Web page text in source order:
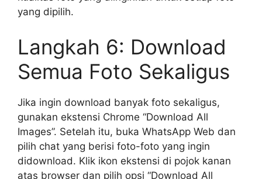
yang dipilih.
Langkah 6: Download
Semua Foto Sekaligus
Jika ingin download banyak foto sekaligus,
gunakan ekstensi Chrome “Download All
Images”. Setelah itu, buka WhatsApp Web dan
pilih chat yang berisi foto-foto yang ingin
didownload. Klik ikon ekstensi di pojok kanan
atas browser dan pilih opsi “Download All